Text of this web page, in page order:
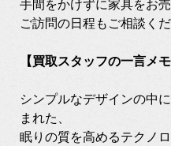
手間をかけずに家具をお
ご訪問の日程もご相談くだ
【買取スタッフの一言メモ
シンプルなデザインの中
まれた、
眠りの質を高めるテクノ